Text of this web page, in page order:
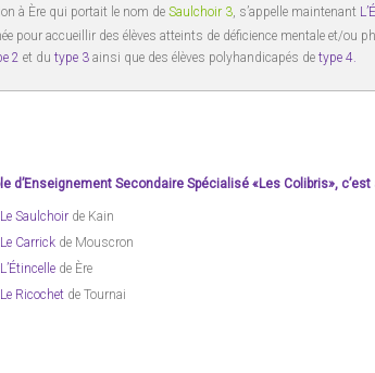
à Ère qui portait le nom de Saulchoir 3, s’appelle maintenant
pour accueillir des élèves atteints de déficience mentale et/ou
2 et du type 3 ainsi que des élèves polyhandicapés de type 4.
d’Enseignement Secondaire Spécialisé «Les Colibris»,
Le Saulchoirde Kain
Le Carrickde Mouscron
L’Étincellede Ère
Le Ricochetde Tournai